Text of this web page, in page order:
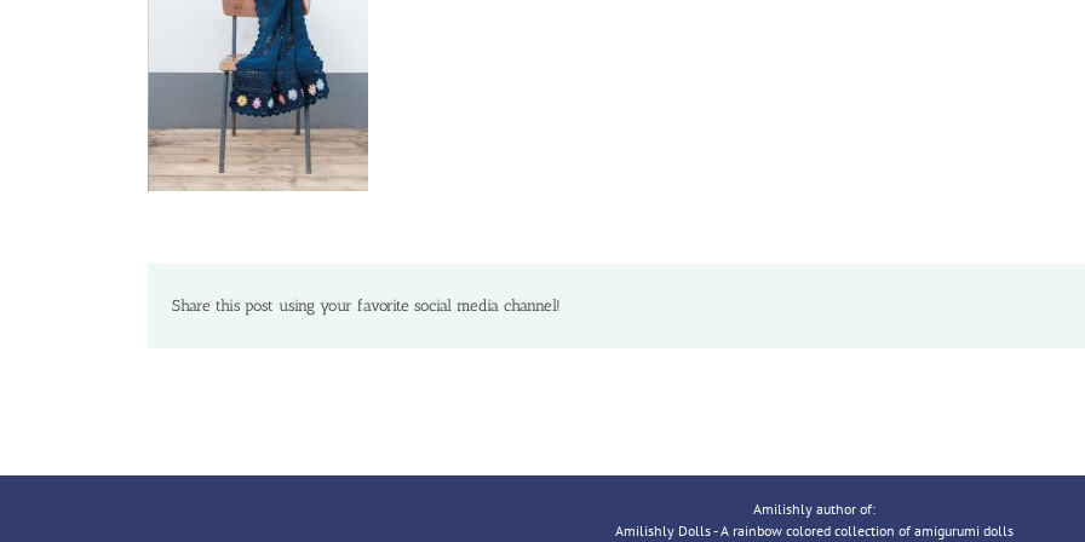
Share this post using your favorite social media channel!
Amilishly author of:
Amilishly Dolls - A rainbow colored collection of amigurumi dolls